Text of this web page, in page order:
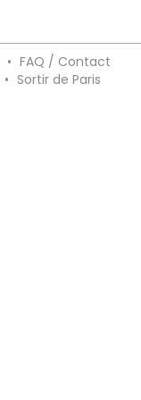
• FAQ / Contact
• Sortir de Paris